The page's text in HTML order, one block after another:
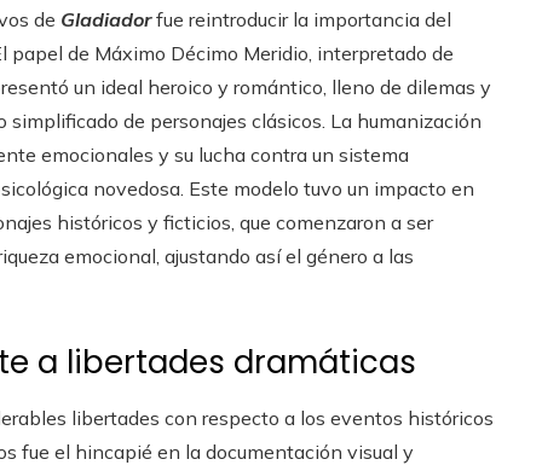
de Gladiadorfue reintroducir la importancia del
papel de Máximo Décimo Meridio, interpretado de
un ideal heroico y romántico, lleno de dilemas y
de personajes clásicos. La humanización
emocionales y su lucha contra un sistema
novedosa. Este modelo tuvo un impacto en
históricos y ficticios, que comenzaron a ser
emocional, ajustando así el género a las
a libertades dramáticas
libertades con respecto a los eventos históricos
fue el hincapié en la documentación visual y